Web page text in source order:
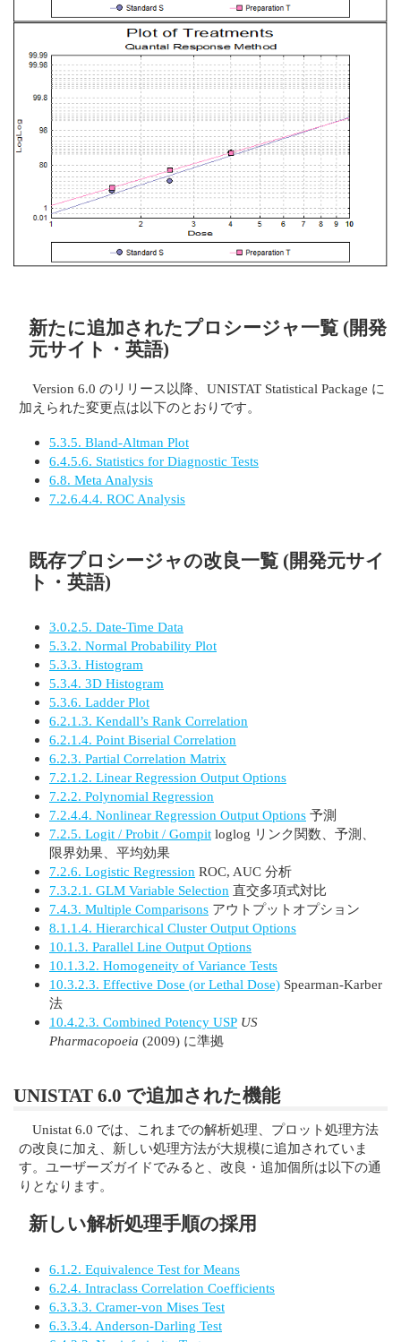
新たに追加されたプロシージャ一覧 (開発
元サイト・英語)
Version 6.0 のリリース以降、UNISTAT Statistical Package に
加えられた変更点は以下のとおりです。
5.3.5. Bland-Altman Plot
6.4.5.6. Statistics for Diagnostic Tests
6.8. Meta Analysis
7.2.6.4.4. ROC Analysis
既存プロシージャの改良一覧 (開発元サイ
ト・英語)
3.0.2.5. Date-Time Data
5.3.2. Normal Probability Plot
5.3.3. Histogram
5.3.4. 3D Histogram
5.3.6. Ladder Plot
6.2.1.3. Kendall’s Rank Correlation
6.2.1.4. Point Biserial Correlation
6.2.3. Partial Correlation Matrix
7.2.1.2. Linear Regression Output Options
7.2.2. Polynomial Regression
7.2.4.4. Nonlinear Regression Output Options 予測
7.2.5. Logit / Probit / Gompit loglog リンク関数、予測、
限界効果、平均効果
7.2.6. Logistic Regression ROC, AUC 分析
7.3.2.1. GLM Variable Selection 直交多項式対比
7.4.3. Multiple Comparisons アウトプットオプション
8.1.1.4. Hierarchical Cluster Output Options
10.1.3. Parallel Line Output Options
10.1.3.2. Homogeneity of Variance Tests
10.3.2.3. Effective Dose (or Lethal Dose) Spearman-Karber
法
10.4.2.3. Combined Potency USP US
Pharmacopoeia (2009) に準拠
UNISTAT 6.0 で追加された機能
Unistat 6.0 では、これまでの解析処理、プロット処理方法
の改良に加え、新しい処理方法が大規模に追加されていま
す。ユーザーズガイドでみると、改良・追加個所は以下の通
りとなります。
新しい解析処理手順の採用
6.1.2. Equivalence Test for Means
6.2.4. Intraclass Correlation Coefficients
6.3.3.3. Cramer-von Mises Test
6.3.3.4. Anderson-Darling Test